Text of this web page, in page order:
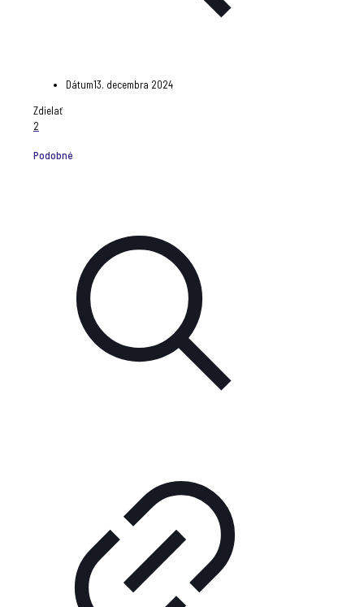
Dátum13. decembra 2024
Zdielať
2
Podobné